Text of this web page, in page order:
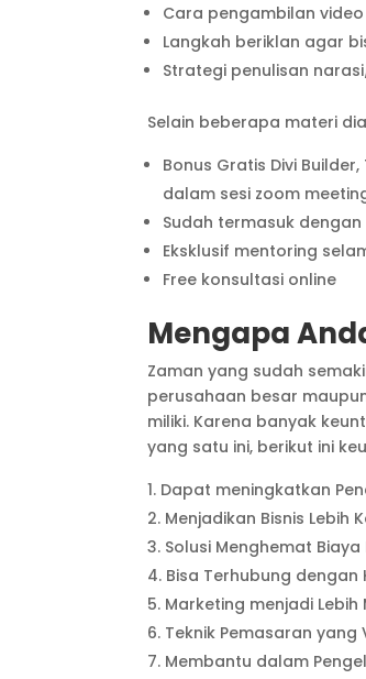
Cara pengambilan
Langkah beriklan agar
Strategi penulisan
Selain beberapa materi
Bonus Gratis Divi
dalam sesi zoom
Sudah termasuk
Eksklusif mentoring
Free konsultasi online
Mengapa
Zaman yang sudah
perusahaan besar
miliki. Karena banyak
yang satu ini, berikut ini
Dapat meningkatkan
Menjadikan Bisnis Lebih
Solusi Menghemat Biaya
Bisa Terhubung dengan
Marketing menjadi Lebih
Teknik Pemasaran
Membantu dalam